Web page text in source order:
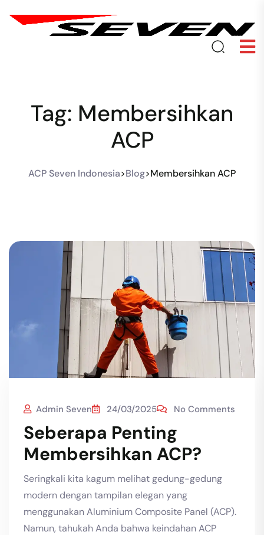
Tag: Membersihkan
ACP
ACP Seven Indonesia>Blog>Membersihkan ACP
Admin Seven 24/03/2025 No Comments
Seberapa Penting
Membersihkan ACP?
Seringkali kita kagum melihat gedung-gedung
modern dengan tampilan elegan yang
menggunakan Aluminium Composite Panel (ACP).
Namun, tahukah Anda bahwa keindahan ACP